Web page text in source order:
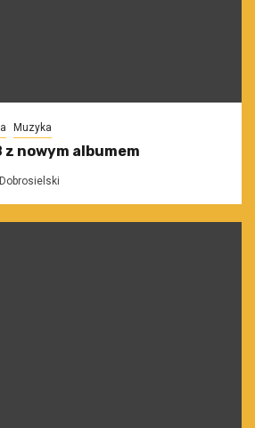
Muzyka
z nowym albumem